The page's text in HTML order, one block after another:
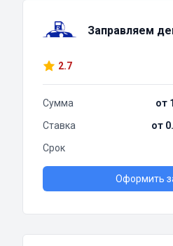
Заправляем
2.7
Сумма
от
Ставка
от
Срок
Оформить